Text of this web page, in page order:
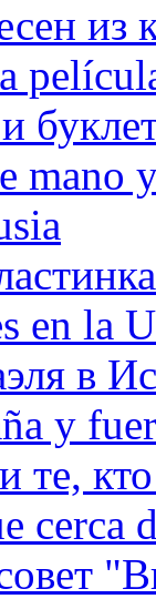
из
mano
en la
в
y
те,
cerca